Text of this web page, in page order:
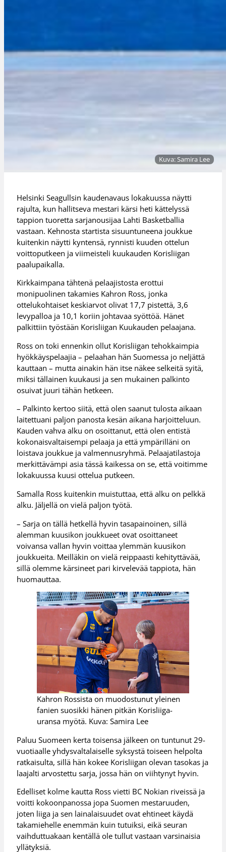
Kuva: Samira Lee
Helsinki Seagullsin kaudenavaus lokakuussa näytti
rajulta, kun hallitseva mestari kärsi heti kättelyssä
tappion tuoretta sarjanousijaa Lahti Basketballia
vastaan. Kehnosta startista sisuuntuneena joukkue
kuitenkin näytti kyntensä, rynnisti kuuden ottelun
voittoputkeen ja viimeisteli kuukauden Korisliigan
paalupaikalla.
Kirkkaimpana tähtenä pelaajistosta erottui
monipuolinen takamies Kahron Ross, jonka
ottelukohtaiset keskiarvot olivat 17,7 pistettä, 3,6
levypalloa ja 10,1 koriin johtavaa syöttöä. Hänet
palkittiin työstään Korisliigan Kuukauden pelaajana.
Ross on toki ennenkin ollut Korisliigan tehokkaimpia
hyökkäyspelaajia – pelaahan hän Suomessa jo neljättä
kauttaan – mutta ainakin hän itse näkee selkeitä syitä,
miksi tällainen kuukausi ja sen mukainen palkinto
osuivat juuri tähän hetkeen.
– Palkinto kertoo siitä, että olen saanut tulosta aikaan
laitettuani paljon panosta kesän aikana harjoitteluun.
Kauden vahva alku on osoittanut, että olen entistä
kokonaisvaltaisempi pelaaja ja että ympärilläni on
loistava joukkue ja valmennusryhmä. Pelaajatilastoja
merkittävämpi asia tässä kaikessa on se, että voitimme
lokakuussa kuusi ottelua putkeen.
Samalla Ross kuitenkin muistuttaa, että alku on pelkkä
alku. Jäljellä on vielä paljon työtä.
– Sarja on tällä hetkellä hyvin tasapainoinen, sillä
alemman kuusikon joukkueet ovat osoittaneet
voivansa vallan hyvin voittaa ylemmän kuusikon
joukkueita. Meilläkin on vielä reippaasti kehityttävää,
sillä olemme kärsineet pari kirvelevää tappiota, hän
huomauttaa.
Kahron Rossista on muodostunut yleinen
fanien suosikki hänen pitkän Korisliiga-
uransa myötä. Kuva: Samira Lee
Paluu Suomeen kerta toisensa jälkeen on tuntunut 29-
vuotiaalle yhdysvaltalaiselle syksystä toiseen helpolta
ratkaisulta, sillä hän kokee Korisliigan olevan tasokas ja
laajalti arvostettu sarja, jossa hän on viihtynyt hyvin.
Edelliset kolme kautta Ross vietti BC Nokian riveissä ja
voitti kokoonpanossa jopa Suomen mestaruuden,
joten liiga ja sen lainalaisuudet ovat ehtineet käydä
takamiehelle enemmän kuin tutuiksi, eikä seuran
vaihduttuakaan kentällä ole tullut vastaan varsinaisia
yllätyksiä.